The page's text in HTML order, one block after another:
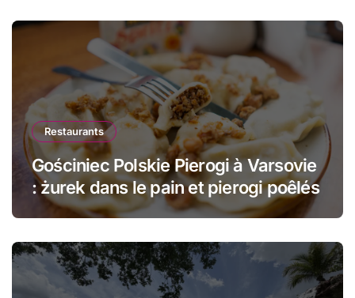
Restaurants
Gościniec Polskie Pierogi à Varsovie
: żurek dans le pain et pierogi poêlés